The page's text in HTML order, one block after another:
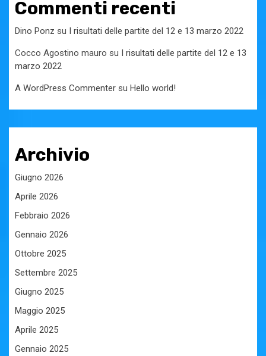
Commenti recenti
Dino Ponz su I risultati delle partite del 12 e 13 marzo 2022
Cocco Agostino mauro su I risultati delle partite del 12 e 13
marzo 2022
A WordPress Commenter su Hello world!
Archivio
Giugno 2026
Aprile 2026
Febbraio 2026
Gennaio 2026
Ottobre 2025
Settembre 2025
Giugno 2025
Maggio 2025
Aprile 2025
Gennaio 2025